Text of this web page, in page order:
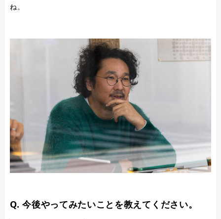
ね。
Q. 今後やってみたいことを教えてください。